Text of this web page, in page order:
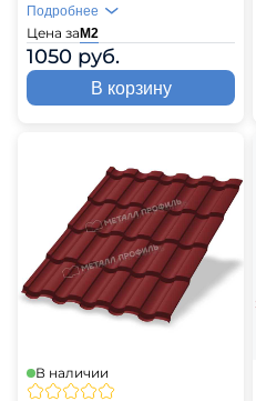
Цена за М2
1050 руб.
Подробнее
В корзину
В наличии